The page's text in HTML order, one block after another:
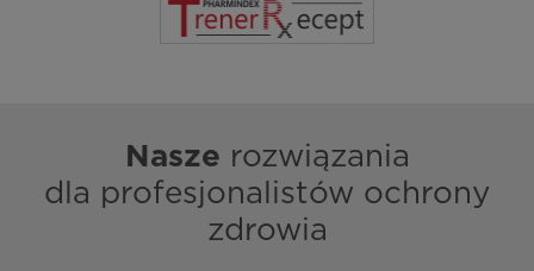
Nasze rozwiązania
dla profesjonalistów ochrony
zdrowia